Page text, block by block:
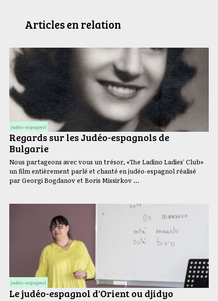
Articles en relation
judéo-espagnol
Regards sur les Judéo-espagnols de
Bulgarie
Nous partageons avec vous un trésor, «The Ladino Ladies’ Club»
un film entièrement parlé et chanté en judéo-espagnol réalisé
par Georgi Bogdanov et Boris Missirkov …
judéo-espagnol
Le judéo-espagnol d'Orient ou djidyo